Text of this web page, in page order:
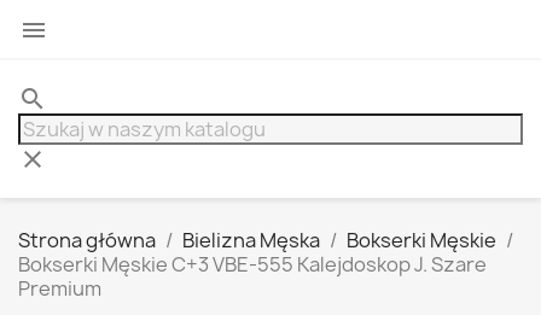

search
clear
Strona główna Bielizna Męska
Bokserki Męskie
Bokserki Męskie C+3 VBE-555 Kalejdoskop J. Szare
Premium